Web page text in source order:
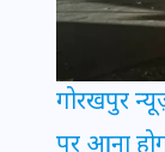
गोरखपुर